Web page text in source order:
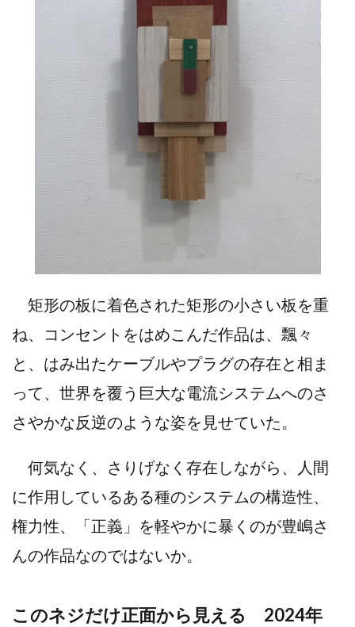
矩形の板に着色された矩形の小さい板を重
ね、コンセントをはめこんだ作品は、飄々
と、はみ出たケーブルやプラグの存在と相ま
って、世界を覆う巨大な電流システムへのさ
さやかな反逆のような姿を見せていた。
何気なく、さりげなく存在しながら、人間
に作用しているある種のシステムの構造性、
権力性、「正義」を軽やかに暴くのが豊嶋さ
んの作品なのではないか。
このネジだけ正面から見える 2024年